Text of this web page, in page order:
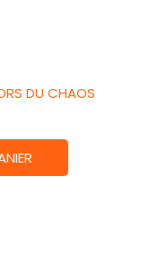
DU CHAOS